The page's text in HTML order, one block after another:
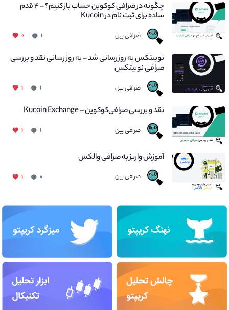
چگونه در صرافی کوکوین حساب باز کنیم؟ - ۴ قدم
ساده برای ثبت نام در Kucoin
صرافی بین ۱ ۰
نوبیتکس به روزرسانی شد – به روز رسانی نقد و بررسی
صرافی نوبیتکس
صرافی بین ۱ ۱
نقد و بررسی صرافی‌کوکوین – Kucoin Exchange
صرافی بین ۱ ۱
آموزش واریز به صرافی والکس
صرافی بین ۰ ۱